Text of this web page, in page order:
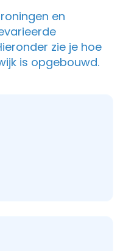
en
zie je hoe
is opgebouwd.